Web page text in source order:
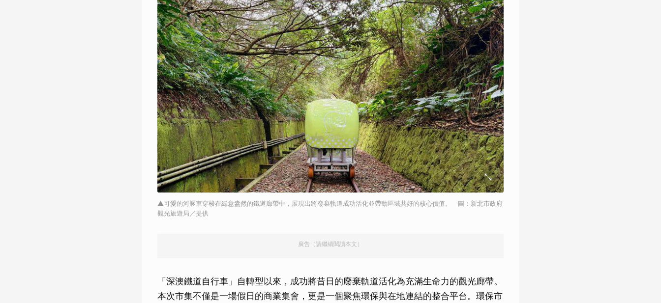
▲可愛的河豚車穿梭在綠意盎然的鐵道廊帶中，展現出將廢棄軌道成功活化並帶動區域共好的核心價值。 圖：新北市政府
觀光旅遊局／提供
廣告（請繼續閱讀本文）
「深澳鐵道自行車」自轉型以來，成功將昔日的廢棄軌道活化為充滿生命力的觀光廊帶。
本次市集不僅是一場假日的商業集會，更是一個聚焦環保與在地連結的整合平台。環保市